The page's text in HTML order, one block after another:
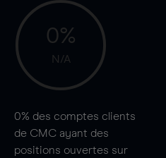
0%
N/A
0% des comptes clients
de CMC ayant des
positions ouvertes sur